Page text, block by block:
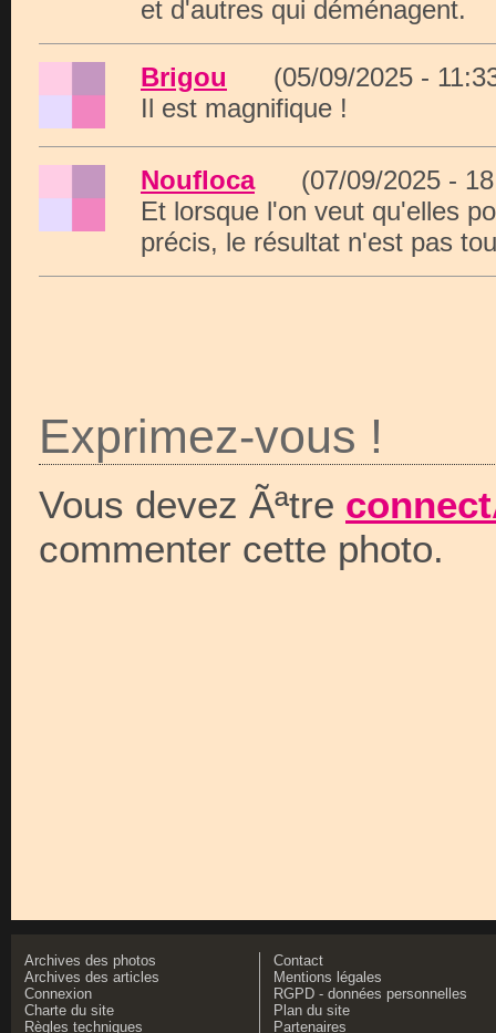
et d'autres qui déménagent.
Brigou (05/09/2025 -
Il est magnifique !
Noufloca(07/09/2025 -
Et lorsque l'on veut qu'elles
précis, le résultat n'est pas
Exprimez-vous !
Vous devez Ãªtre
commenter cette photo.
Archives des photos
Archives des articles
Connexion
Charte du site
Règles techniques
Contact
Mentions légales
RGPD - données personnelles
Plan du site
Partenaires